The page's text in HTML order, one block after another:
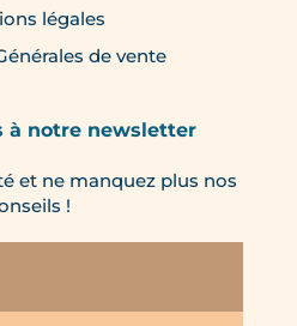
légales
de vente
à notre newsletter
et ne manquez plus nos
!